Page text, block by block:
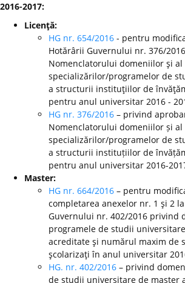
2016-2017:
Licenţă:
HG nr. 654/2016 - pentru
Hotărârii Guvernului nr. 376/
Nomenclatorului domeniilor şi al
specializărilor/programelor de
a structurii instituţiilor de
pentru anul universitar 2016 -
HG nr. 376/2016 – privind
Nomenclatorului domeniilor și al
specializărilor/programelor de
a structurii instituțiilor de
pentru anul universitar 2016-
Master:
HG nr. 664/2016 – pentru
completarea anexelor nr. 1 şi 2
Guvernului nr. 402/2016 privind
programele de studii
acreditate şi numărul maxim de
şcolarizaţi în anul universitar
HG. nr. 402/2016 – privind
de studii universitare de master